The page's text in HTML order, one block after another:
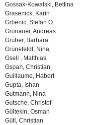
Gossak-Kowalski, Bettina
Grasenick, Karin
Grbenic, Stefan O.
Gronauer, Andreas
Gruber, Barbara
Grünefeldt, Nina
Gsell , Matthias
Gspan, Christian
Guillaume, Habert
Gupta, Ishan
Gutmann, Nina
Gutsche, Christof
Gültekin, Osman
Gütl, Christian